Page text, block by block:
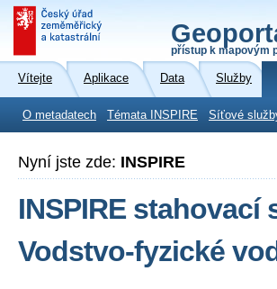
přístup k mapovým
Vítejte Aplikace Data Služby
O metadatech Témata INSPIRE Síťové
Nyní jste zde: INSPIRE
INSPIRE stahovací
Vodstvo-fyzické